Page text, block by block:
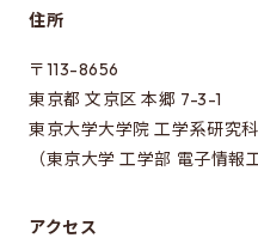
入試説明会
案内書、修論/博論研究
試験科目に関する情報
住所
〒113-8656
東京都 文京区 本郷 7-3-1
東京大学大学院 工学系研究
（東京大学 工学部 電子情報
アクセス